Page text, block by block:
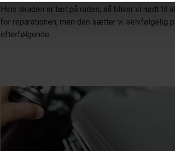
Hvis skaden er tæt på ruden, så bliver vi nødt til
for reparationen, men den sætter vi selvfølgelig
efterfølgende.